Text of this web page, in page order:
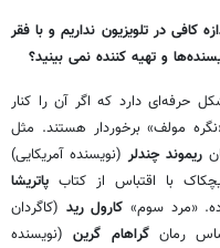
کافی در تلویزیون نداریم و با فقر
و تهیه کننده نمی بینید؟
حرفه‌ای دارد که اگر آن را کنار
مولف» برخوردار هستند. مثل
ریموند چندلر (نویسنده آمریکایی)
با اقتباس از کتاب پاتریشا
«مرد سوم» کارول رید (کاگردان
رمانگراهام گرین(نویسنده